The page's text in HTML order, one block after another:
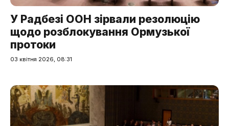
У Радбезі ООН зірвали резолюцію
щодо розблокування Ормузької
протоки
03 квітня 2026, 08:31